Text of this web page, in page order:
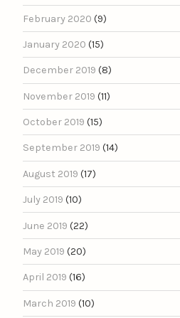
February 2020 (9)
January 2020 (15)
December 2019 (8)
November 2019 (11)
October 2019 (15)
September 2019 (14)
August 2019 (17)
July 2019 (10)
June 2019 (22)
May 2019 (20)
April 2019 (16)
March 2019 (10)